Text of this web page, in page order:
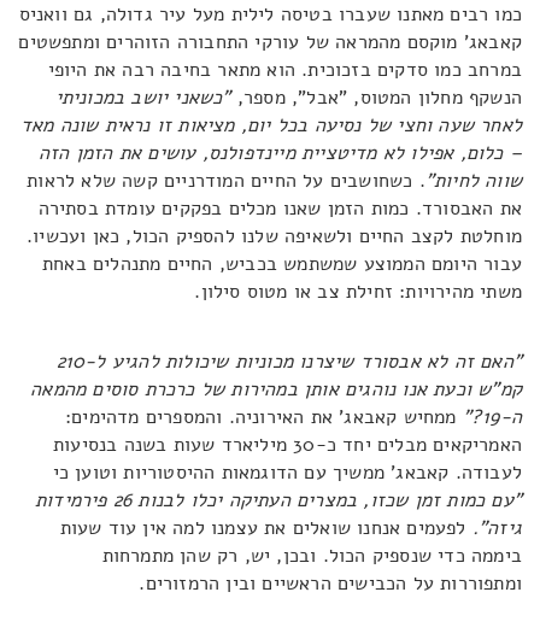
כמו רבים מאתנו שעברו בטיסה לילית מעל עיר גדולה, גם וואניס
קאבאג' מוקסם מהמראה של עורקי התחבורה הזוהרים ומתפשטים
במרחב כמו סדקים בזכוכית. הוא מתאר בחיבה רבה את היופי
הנשקף מחלון המטוס, "אבל", מספר,"כשאני יושב במכוניתי
לאחר שעה וחצי של נסיעה בכל יום, מציאות זו נראית שונה מאד
– כלום, אפילו לא מדיטציית מיינדפולנס, עושים את הזמן הזה
שווה לחיות". כשחושבים על החיים המודרניים קשה שלא לראות
את האבסורד. כמות הזמן שאנו מכלים בפקקים עומדת בסתירה
מוחלטת לקצב החיים ולשאיפה שלנו להספיק הכול, כאן ועכשיו.
עבור היומם הממוצע שמשתמש בכביש, החיים מתנהלים באחת
משתי מהירויות: זחילת צב או מטוס סילון.
"האם זה לא אבסורד שיצרנו מכוניות שיכולות להגיע ל-210
קמ"ש וכעת אנו נוהגים אותן במהירות של כרכרת סוסים מהמאה
ה-19?"
ממחיש קאבאג' את האירוניה. והמספרים מדהימים:
האמריקאים מבלים יחד כ-30 מיליארד שעות בשנה בנסיעות
לעבודה. קאבאג' ממשיך עם הדוגמאות ההיסטוריות וטוען כי
"עם כמות זמן שכזו, במצרים העתיקה יכלו לבנות 26 פירמידות
גיזה". לפעמים אנחנו שואלים את עצמנו למה אין עוד שעות
ביממה כדי שנספיק הכול. ובכן, יש, רק שהן מתמרחות
ומתפוררות על הכבישים הראשיים ובין הרמזורים.